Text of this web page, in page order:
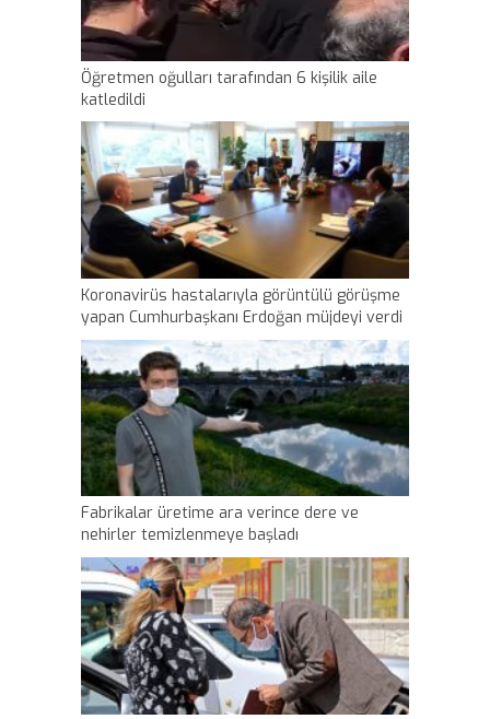
Öğretmen oğulları tarafından 6 kişilik aile
katledildi
Koronavirüs hastalarıyla görüntülü görüşme
yapan Cumhurbaşkanı Erdoğan müjdeyi verdi
Fabrikalar üretime ara verince dere ve
nehirler temizlenmeye başladı